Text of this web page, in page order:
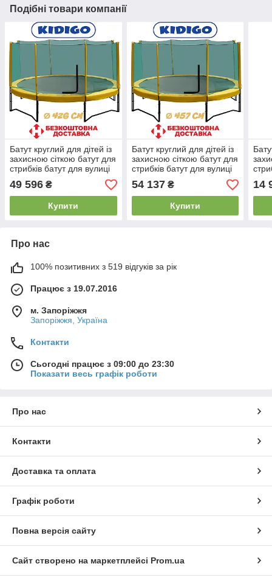
Подібні товари компанії
Батут круглий для дітей із
захисною сіткою батут для
стрибків батут для вулиці
KIDIGO Premium Ukraine
426 см
49 596 ₴
Купити
Батут круглий для дітей із
захисною сіткою батут для
стрибків батут для вулиці
KIDIGO Premium Ukraine
457 см
54 137₴
Купити
для
14
Про нас
100% позитивних з 519 відгуків за рік
Працює з 19.07.2016
м. Запоріжжя
Запоріжжя, Україна
Контакти
Сьогодні працює з 09:00 до 23:30
Показати весь графік роботи
Про нас
Контакти
Доставка та оплата
Графік роботи
Повна версія сайту
Сайт створено на маркетплейсі Prom.ua